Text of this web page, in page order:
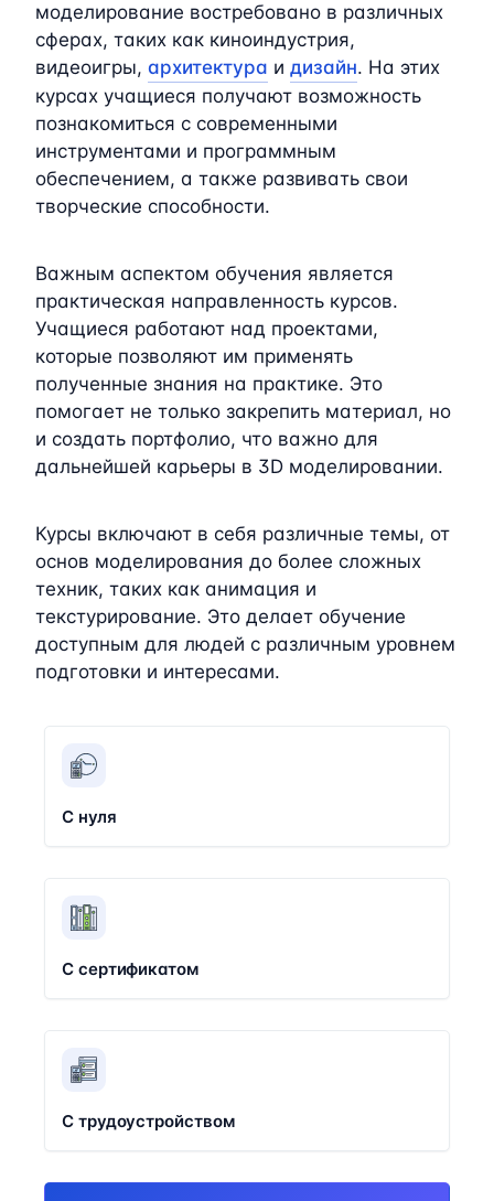
моделирование востребовано в различных
сферах, таких как киноиндустрия,
видеоигры, архитектура и дизайн. На этих
курсах учащиеся получают возможность
познакомиться с современными
инструментами и программным
обеспечением, а также развивать свои
творческие способности.
Важным аспектом обучения является
практическая направленность курсов.
Учащиеся работают над проектами,
которые позволяют им применять
полученные знания на практике. Это
помогает не только закрепить материал, но
и создать портфолио, что важно для
дальнейшей карьеры в 3D моделировании.
Курсы включают в себя различные темы, от
основ моделирования до более сложных
техник, таких как анимация и
текстурирование. Это делает обучение
доступным для людей с различным уровнем
подготовки и интересами.
С нуля
С сертификатом
С трудоустройством